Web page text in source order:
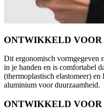
ONTWIKKELD VOOR
Dit ergonomisch vormgegeven
in je handen en is comfortabel
(thermoplastisch elastomeer)
aluminium voor duurzaamheid.
ONTWIKKELD VOOR